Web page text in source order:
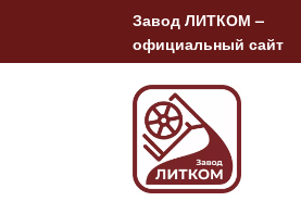
содержанию
Завод ЛИТКОМ –
официальный сайт